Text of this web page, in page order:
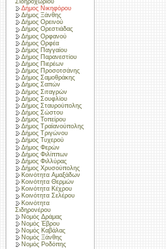
Σιδηροχωρίου
Δήμος Νικηφόρου
Δήμος Ξάνθης
Δήμος Ορεινού
Δήμος Ορεστιάδας
Δήμος Ορφανού
Δήμος Ορφέα
Δήμος Παγγαίου
Δήμος Παρανεστίου
Δήμος Πιερέων
Δήμος Προσοτσάνης
Δήμος Σαμοθράκης
Δήμος Σαπών
Δήμος Σιταγρών
Δήμος Σουφλίου
Δήμος Σταυρούπολης
Δήμος Σώστου
Δήμος Τοπείρου
Δήμος Τραϊανούπολης
Δήμος Τριγώνου
Δήμος Τυχερού
Δήμος Φερών
Δήμος Φιλίππων
Δήμος Φιλλύρας
Δήμος Χρυσούπολης
Κοινότητα Αμαξάδων
Κοινότητα Θερμών
Κοινότητα Κέχρου
Κοινότητα Σελέρου
Κοινότητα
Σιδηρονέρου
Νομός Δράμας
Νομός Έβρου
Νομός Καβάλας
Νομός Ξάνθης
Νομός Ροδόπης